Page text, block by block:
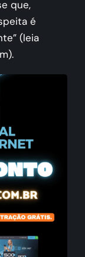
que,
é
(leia